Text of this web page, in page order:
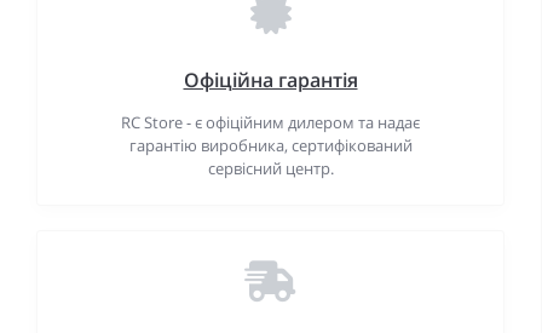
Офіційна гарантія
RC Store - є офіційним дилером та надає
гарантію виробника, сертифікований
сервісний центр.